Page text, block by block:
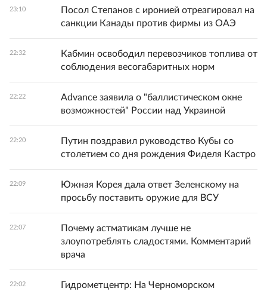
23:10
Посол Степанов с иронией отреагировал на
санкции Канады против фирмы из ОАЭ
22:32
Кабмин освободил перевозчиков топлива от
соблюдения весогабаритных норм
22:22
Advance заявила о "баллистическом окне
возможностей" России над Украиной
22:20
Путин поздравил руководство Кубы со
столетием со дня рождения Фиделя Кастро
22:09
Южная Корея дала ответ Зеленскому на
просьбу поставить оружие для ВСУ
22:07
Почему астматикам лучше не
злоупотреблять сладостями. Комментарий
врача
22:02
Гидрометцентр: На Черноморском